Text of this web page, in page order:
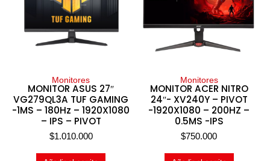
Monitores
MONITOR ASUS 27″
VG279QL3A TUF GAMING
-1MS – 180Hz – 1920X1080
– IPS – PIVOT
$1.010.000
Monitores
MONITOR ACER NITRO
24″- XV240Y – PIVOT
-1920X1080 – 200HZ –
0.5MS -IPS
$750.000